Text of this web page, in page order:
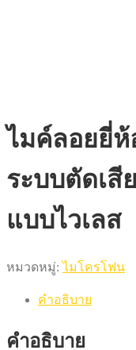
ไมค์ลอยยี่ห้
ระบบตัดเสี
แบบไวเลส
หมวดหมู่:ไมโครโฟน
คำอธิบาย
คำอธิบาย